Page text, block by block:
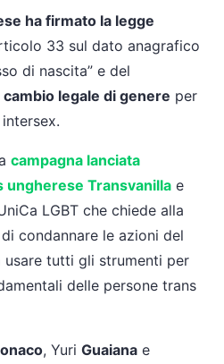
ha firmato la legge
33 sul dato anagrafico
di nascita” e del
legale di genere per
campagna lanciata
ungherese Transvanilla e
LGBT che chiede alla
condannare le azioni del
usare tutti gli strumenti per
delle persone trans
, Yuri Guaiana e